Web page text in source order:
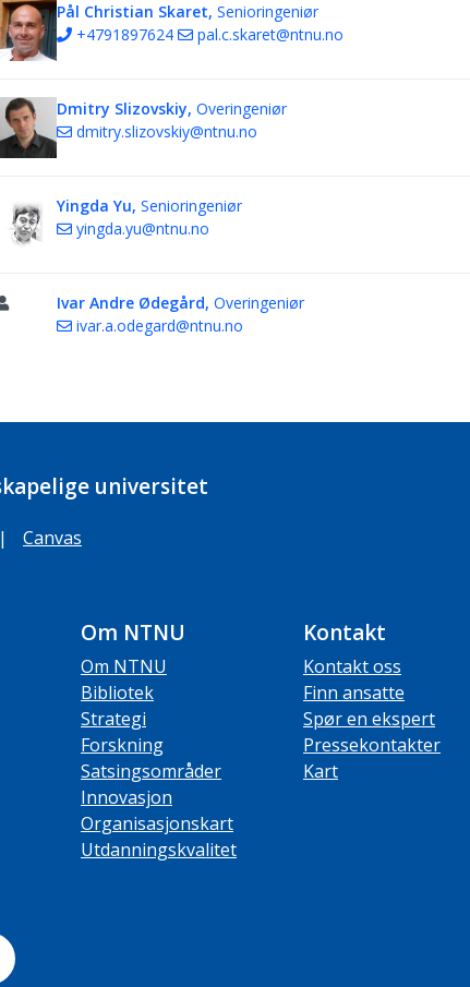
Pål Christian Skaret, Senioringeniør
+4791897624
pal.c.skaret@ntnu.no
Dmitry Slizovskiy, Overingeniør
dmitry.slizovskiy@ntnu.no
Yingda Yu, Senioringeniør
yingda.yu@ntnu.no
Ivar Andre Ødegård, Overingeniør
ivar.a.odegard@ntnu.no
universitet
| Canvas
Om NTNU
Om NTNU
Bibliotek
Strategi
Forskning
Satsingsområder
Innovasjon
Organisasjonskart
Utdanningskvalitet
Kontakt
Kontakt oss
Finn ansatte
Spør en ekspert
Pressekontakter
Kart
Youtube